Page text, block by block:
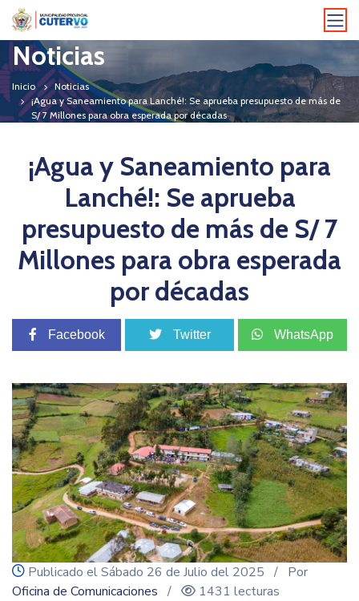
Noticias
Inicio
Noticias
¡Agua y Saneamiento para Lanché!: Se aprueba presupuesto de más de
S/ 7 Millones para obra esperada por décadas
¡Agua y Saneamiento para
Lanché!: Se aprueba
presupuesto de más de S/ 7
Millones para obra esperada
por décadas
Facebook Twitter WhatsApp
icon
Publicado el Sábado 26 de Julio del 2025 / Por
Oficina de Comunicaciones / 1431 lecturas